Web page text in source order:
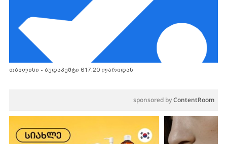
თბილისი - ბუდაპეშტი 617.20 ლარიდან
sponsored byContentRoom